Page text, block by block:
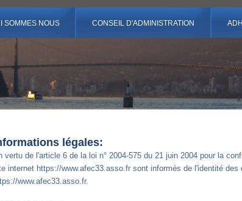
SOMMES NOUS CONSEIL D'ADMINISTRATION
légales:
vertu de l'article 6 de la loi n° 2004-575 du 21 juin 2004 pour la
internet https://www.afec33.asso.fr sont informés de l'identité
www.afec33.asso.fr.